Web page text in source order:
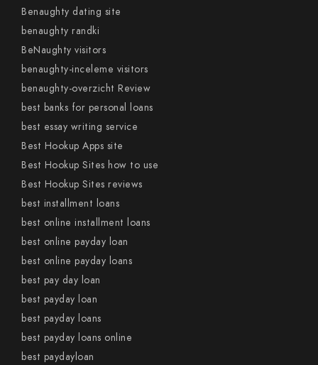
Benaughty dating site
benaughty randki
BeNaughty visitors
benaughty-inceleme visitors
benaughty-overzicht Review
best banks for personal loans
best essay writing service
Best Hookup Apps site
Best Hookup Sites how to use
Best Hookup Sites reviews
best installment loans
best online installment loans
best online payday loan
best online payday loans
best pay day loan
best payday loan
best payday loans
best payday loans online
best paydayloan